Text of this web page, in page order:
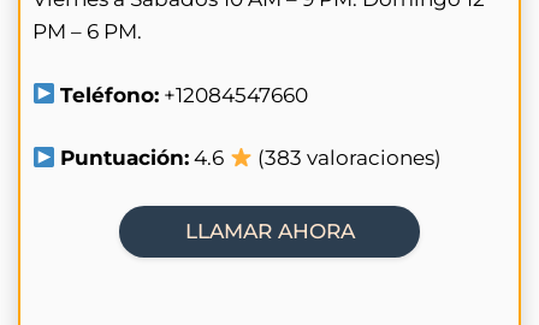
PM – 6 PM.
Teléfono: +12084547660
Puntuación: 4.6 (383 valoraciones)
LLAMAR AHORA